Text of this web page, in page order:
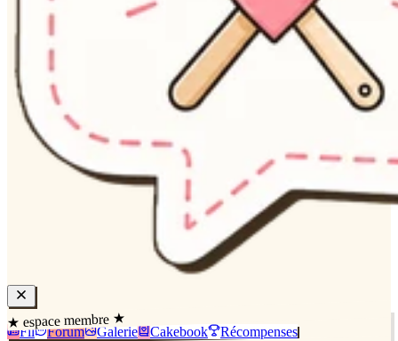
★ espace membre ★
Fil Forum Galerie Cakebook Récompenses